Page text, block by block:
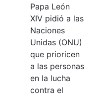
Papa León
XIV pidió a las
Naciones
Unidas (ONU)
que prioricen
a las personas
en la lucha
contra el